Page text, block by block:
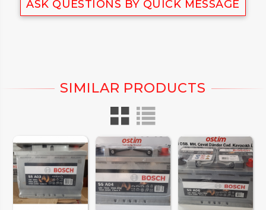
ASK QUESTIONS BY QUICK MESSAGE